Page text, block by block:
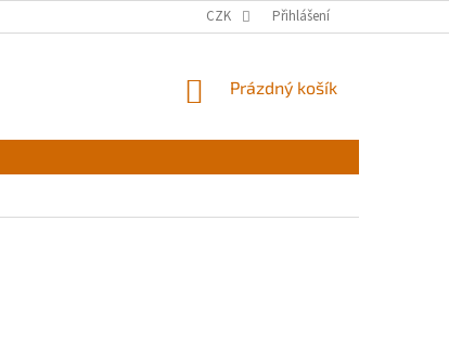
CZK Přihlášení
NÁKUPNÍ
Prázdný košík